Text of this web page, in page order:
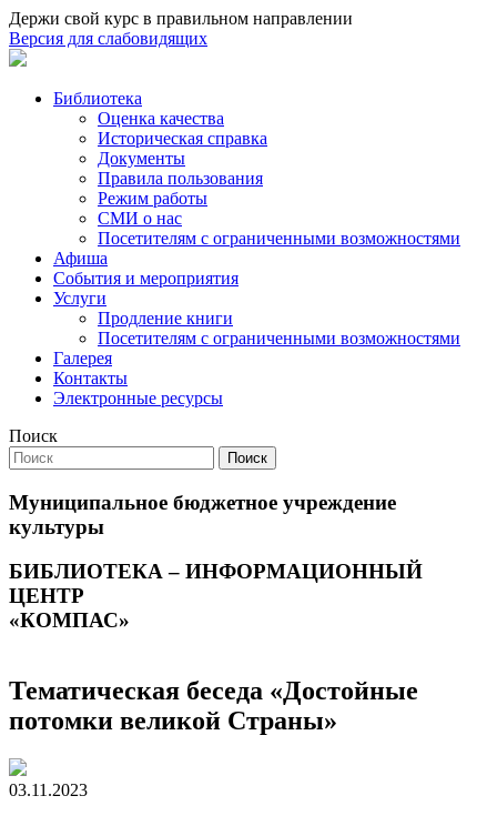
Держи свой курс в правильном направлении
Версия для слабовидящих
Библиотека
Оценка качества
Историческая справка
Документы
Правила пользования
Режим работы
СМИ о нас
Посетителям с ограниченными возможностями
Афиша
События и мероприятия
Услуги
Продление книги
Посетителям с ограниченными возможностями
Галерея
Контакты
Электронные ресурсы
Поиск
Поиск
Муниципальное бюджетное учреждение
культуры
БИБЛИОТЕКА – ИНФОРМАЦИОННЫЙ
ЦЕНТР
«КОМПАС»
Тематическая беседа «Достойные
потомки великой Страны»
03.11.2023